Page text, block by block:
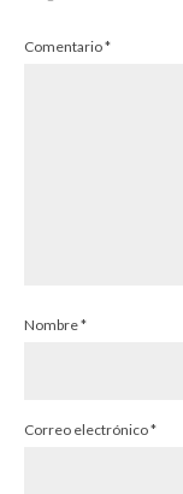
Comentario*
Nombre*
Correo electrónico*